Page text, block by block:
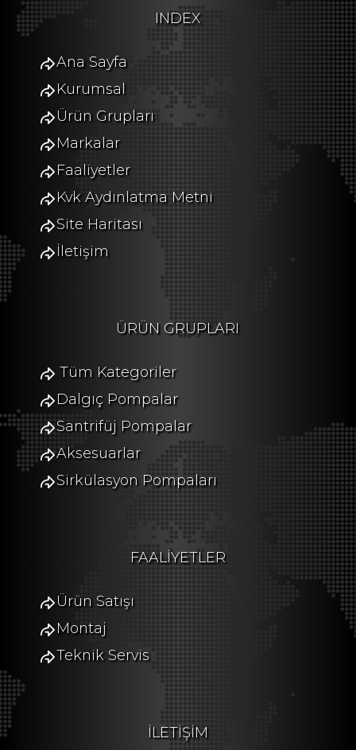
INDEX
Ana Sayfa
Kurumsal
Ürün Grupları
Markalar
Faaliyetler
Kvk Aydınlatma Metni
Site Haritası
İletişim
ÜRÜN GRUPLARI
Tüm Kategoriler
Dalgıç Pompalar
Santrifüj Pompalar
Aksesuarlar
Sirkülasyon Pompaları
FAALİYETLER
Ürün Satışı
Montaj
Teknik Servis
İLETİŞİM